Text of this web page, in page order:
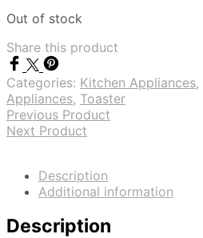
Out of stock
Share this product
Categories: Kitchen Appliances,
Appliances, Toaster
Previous Product
Next Product
Description
Additional information
Description